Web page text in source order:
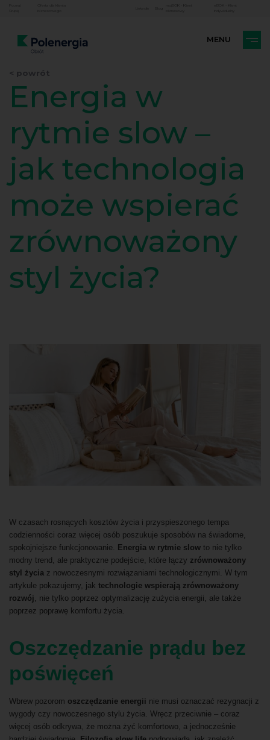
mojBOK - Klient
eBOK - Klient
Energia w
rytmie slow –
jak technologia
może wspierać
zrównoważony
styl życia?
W czasach rosnących kosztów życia i przyspieszonego tempa
codzienności coraz więcej osób poszukuje sposobów na świadome,
spokojniejsze funkcjonowanie. Energia w rytmie slow to nie tylko
modny trend, ale praktyczne podejście, które łączy zrównoważony
styl życia z nowoczesnymi rozwiązaniami technologicznymi. W tym
artykule pokazujemy, jak technologie wspierają zrównoważony
rozwój, nie tylko poprzez optymalizację zużycia energii, ale także
poprzez poprawę komfortu życia.
Oszczędzanie prądu bez
poświęceń
Wbrew pozorom oszczędzanie energii nie musi oznaczać rezygnacji z
wygody czy nowoczesnego stylu życia. Wręcz przeciwnie – coraz
więcej osób odkrywa, że można żyć komfortowo, a jednocześnie